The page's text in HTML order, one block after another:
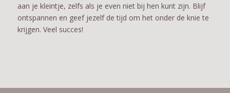
aan je kleintje, zelfs als je even niet bij hen kunt zijn. Blijf
ontspannen en geef jezelf de tijd om het onder de knie te
krijgen. Veel succes!